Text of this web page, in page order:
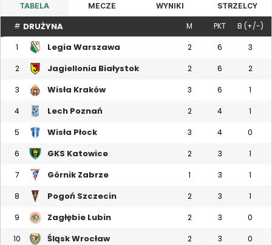
TABELA MECZE WYNIKI STRZELCY
# DRUŻYNA M PKT B (+/-)
1 Legia Warszawa 2 6 3
2 Jagiellonia Białystok 2 6 2
3 Wisła Kraków 3 6 1
4 Lech Poznań 2 4 1
5 Wisła Płock 3 4 0
6 GKS Katowice 2 3 1
7 Górnik Zabrze 1 3 1
8 Pogoń Szczecin 2 3 1
9 Zagłębie Lubin 2 3 0
10 Śląsk Wrocław 2 3 0